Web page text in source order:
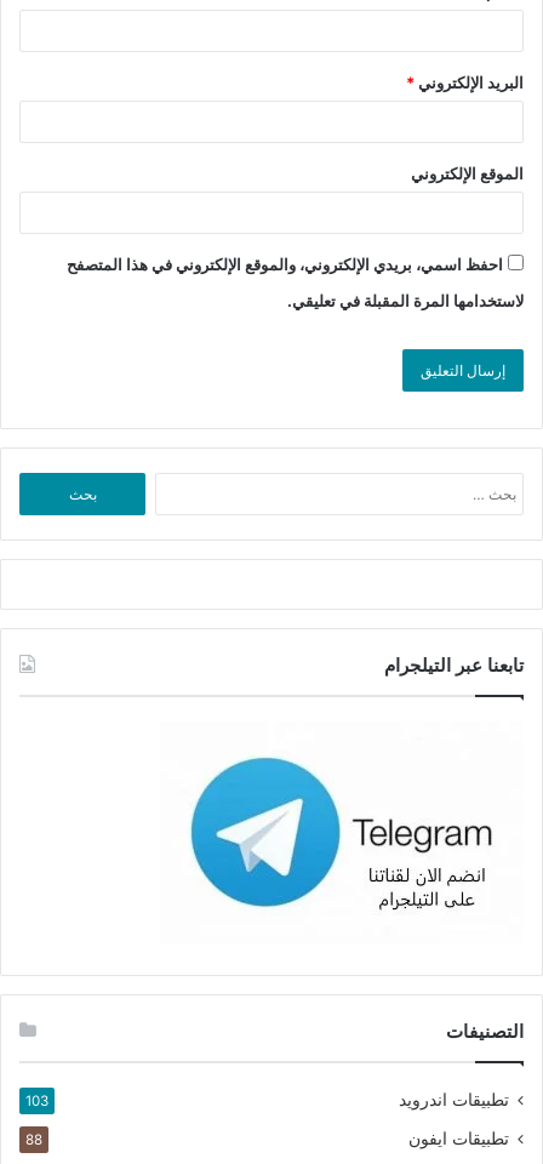
البريد الإلكتروني*
الموقع الإلكتروني
احفظ اسمي، بريدي الإلكتروني، والموقع الإلكتروني في هذا المتصفح
لاستخدامها المرة المقبلة في تعليقي.
عن:
تابعنا عبر التيلجرام
التصنيفات
تطبيقات اندرويد 103
تطبيقات ايفون 88